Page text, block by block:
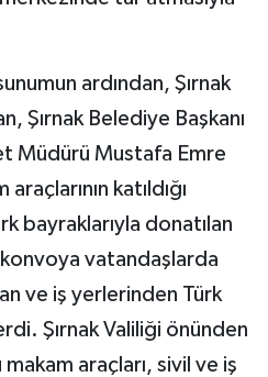
ardından, Şırnak
Şırnak Belediye Başkanı
Müdürü Mustafa Emre
katıldığı
bayraklarıyla donatılan
konvoya vatandaşlarda
ve iş yerlerinden Türk
Şırnak Valiliği önünden
araçları, sivil ve iş